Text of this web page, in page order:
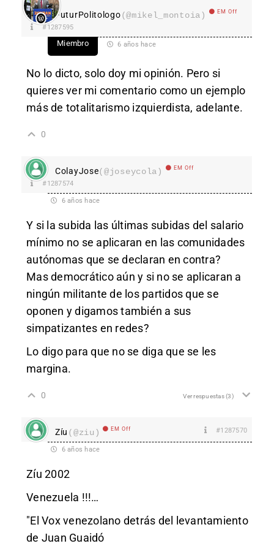
FuturPolitologo(@mikel_montoia) EM Off
#1287595
Miembro 6 años hace
No lo dicto, solo doy mi opinión. Pero si
quieres ver mi comentario como un ejemplo
más de totalitarismo izquierdista, adelante.
0
ColayJose(@joseycola) EM Off
#1287574
6 años hace
Y si la subida las últimas subidas del salario
mínimo no se aplicaran en las comunidades
autónomas que se declaran en contra?
Mas democrático aún y si no se aplicaran a
ningún militante de los partidos que se
oponen y digamos también a sus
simpatizantes en redes?
Lo digo para que no se diga que se les
margina.
0 Ver respuestas(3)
Zíu (@ziu) EM Off #1287570
6 años hace
Zíu 2002
Venezuela !!!…
"El Vox venezolano detrás del levantamiento
de Juan Guaidó